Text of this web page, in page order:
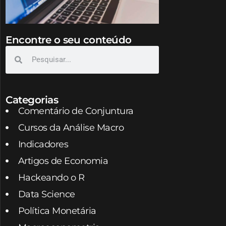
Encontre o seu conteúdo
Categorias
Comentário de Conjuntura
Cursos da Análise Macro
Indicadores
Artigos de Economia
Hackeando o R
Data Science
Política Monetária